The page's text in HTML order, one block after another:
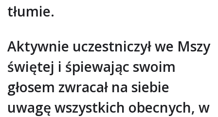
tłumie.
Aktywnie uczestniczył we Mszy
świętej i śpiewając swoim
głosem zwracał na siebie
uwagę wszystkich obecnych, w